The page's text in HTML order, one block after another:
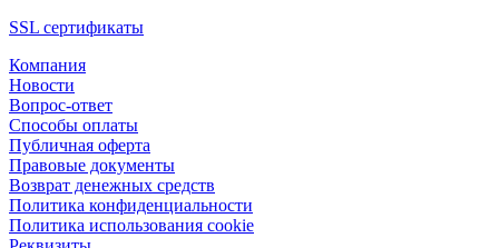
SSL сертификаты
Компания
Новости
Вопрос-ответ
Способы оплаты
Публичная оферта
Правовые документы
Возврат денежных средств
Политика конфиденциальности
Политика использования cookie